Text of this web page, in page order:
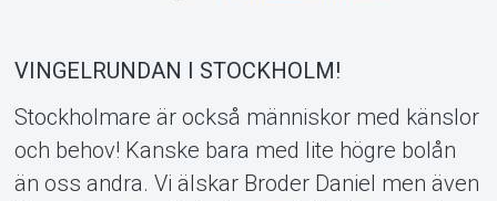
Support
VINGELRUNDAN I STOCKHOLM!
Stockholmare är också människor med känslor
och behov! Kanske bara med lite högre bolån
än oss andra. Vi älskar Broder Daniel men även